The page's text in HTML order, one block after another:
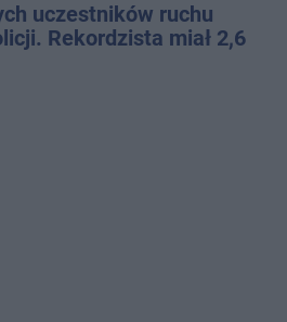
uczestników ruchu
Rekordzista miał 2,6